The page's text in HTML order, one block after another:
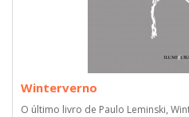
Winterverno
O último livro de Paulo Leminski,